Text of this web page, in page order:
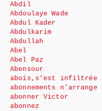
Abdil
Abdoulaye Wade
Abdul Kader
Abdulkarim
Abdullah
Abel
Abel Paz
Abensour
abois,s’est infiltrée
abonnements n’arrange
abonner Victor
abonnez